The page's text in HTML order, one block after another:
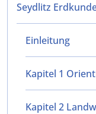
Seydlitz
Einleitung
Kapitel 1
Kapitel 2